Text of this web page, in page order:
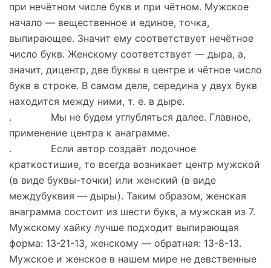
при нечётном числе букв и при чётном. Мужское
начало — вещественное и единое, точка,
выпирающее. Значит ему соответствует нечётное
число букв. Женскому соответствует — дыра, а,
значит, дицентр, две буквы в центре и чётное число
букв в строке. В самом деле, середина у двух букв
находится между ними, т. е. в дыре.
. Мы не будем углубляться далее. Главное,
применение центра к анаграмме.
. Если автор создаёт лодочное
краткостишие, то всегда возникает центр мужской
(в виде буквы-точки) или женский (в виде
междубуквия — дыры). Таким образом, женская
анаграмма состоит из шести букв, а мужская из 7.
Мужскому хайку лучше подходит выпирающая
форма: 13-21-13, женскому — обратная: 13-8-13.
Мужское и женское в нашем мире не девственные